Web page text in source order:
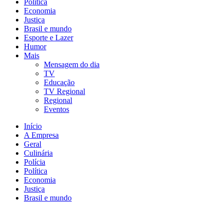
Economia
Justiça
Brasil e mundo
Esporte e Lazer
Humor
Mais
Mensagem do dia
TV
Educação
TV Regional
Regional
Eventos
Início
A Empresa
Geral
Culinária
Polícia
Política
Economia
Justiça
Brasil e mundo